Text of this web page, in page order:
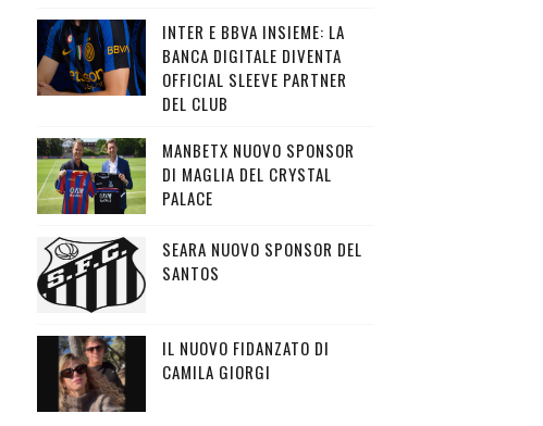
INTER E BBVA INSIEME: LA
BANCA DIGITALE DIVENTA
OFFICIAL SLEEVE PARTNER
DEL CLUB
MANBETX NUOVO SPONSOR
DI MAGLIA DEL CRYSTAL
PALACE
SEARA NUOVO SPONSOR DEL
SANTOS
IL NUOVO FIDANZATO DI
CAMILA GIORGI